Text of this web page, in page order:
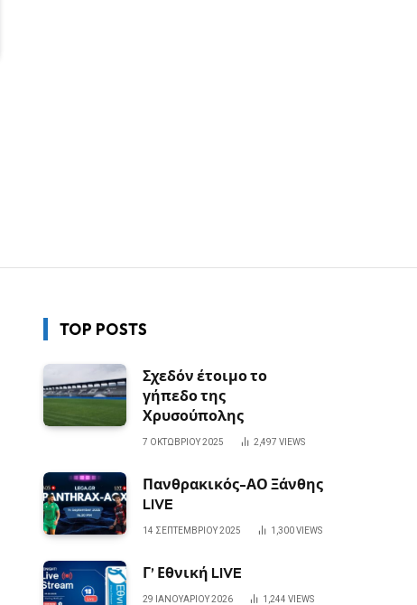
TOP POSTS
Σχεδόν έτοιμο το
γήπεδο της
Χρυσούπολης
7 ΟΚΤΩΒΡΊΟΥ 2025 2,497 VIEWS
Πανθρακικός-ΑΟ Ξάνθης
LIVE
14 ΣΕΠΤΕΜΒΡΊΟΥ 2025 1,300VIEWS
Γ’ Εθνική LIVE
29 ΙΑΝΟΥΑΡΊΟΥ 2026 1,244 VIEWS